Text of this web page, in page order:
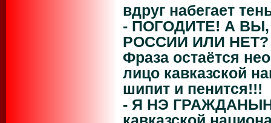
вдруг набегает
- ПОГОДИТЕ! А
РОССИИ ИЛИ
Фраза остаётся
лицо кавказской
шипит и пенится!!!
- Я НЭ